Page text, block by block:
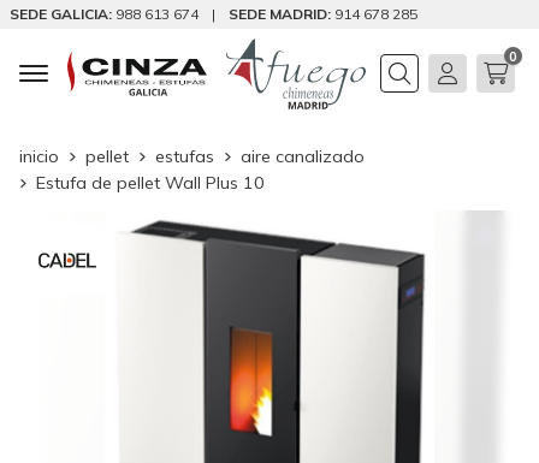
SEDE GALICIA: 988 613 674 | SEDE MADRID: 914 678 285
Buscar
0
inicio pellet estufas
aire canalizado
Estufa de pellet Wall Plus 10